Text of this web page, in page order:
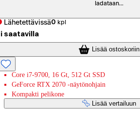
ladataan...
Lähetettävissä0 kpl
saatavilla
Lisää ostoskoriin
Core i7-9700, 16 Gt, 512 Gt SSD
GeForce RTX 2070 -näytönohjain
Kompakti pelikone
Lisää vertailuun